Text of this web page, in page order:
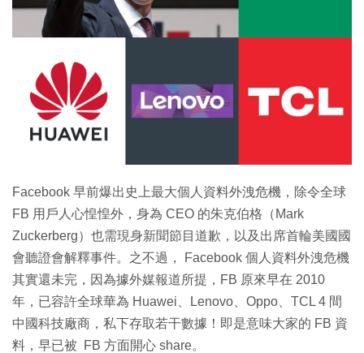
生成式AI與雲端應用
Enterprise Digital Transformation
Facebook 早前爆出史上最大個人資料外洩危機，除令全球
FB 用戶人心惶惶外，身為 CEO 的朱克伯格（Mark
Zuckerberg）也需現身新聞節目道歉，以及出席首輪美國國
會聽證會解釋事件。之不過， Facebook 個人資料外洩危機
其實還未完，因為據外媒報道所提，FB 原來早在 2010
年，已容許全球華為 Huawei、Lenovo、Oppo、TCL 4 間
中國科技廠商，私下存取若干數據！即是意味大家的 FB 資
料，早已被 FB 方面開心 share。